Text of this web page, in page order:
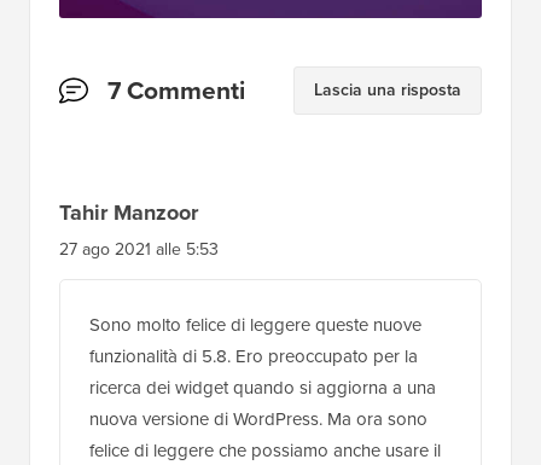
Interazioni
7 Commenti Lascia una risposta
Tahir Manzoor
27 ago 2021 alle 5:53
Sono molto felice di leggere queste nuove
funzionalità di 5.8. Ero preoccupato per la
ricerca dei widget quando si aggiorna a una
nuova versione di WordPress. Ma ora sono
felice di leggere che possiamo anche usare il